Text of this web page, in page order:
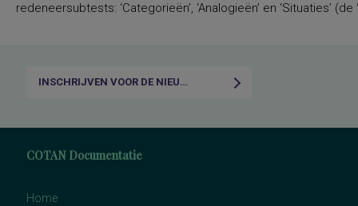
redeneersubtests: ‘Categorieën’, ‘Analogieën’ en ‘Situaties’
INSCHRIJVEN VOOR DE NIEUWSBRIEF
COTAN Documentatie
Home